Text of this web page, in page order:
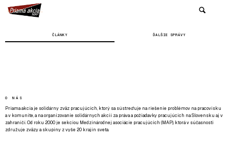
ČLÁNKY ĎALŠIE SPRÁVY
O NÁS
Priama akcia je solidárny zväz pracujúcich, ktorý sa sústreďuje na riešenie problémov na pracovisku
a v komunite, a na organizovanie solidárnych akcií za práva a požiadavky pracujúcich na Slovensku aj v
zahraničí. Od roku 2000 je sekciou Medzinárodnej asociácie pracujúcich (MAP), ktorá v súčasnosti
združuje zväzy a skupiny z vyše 20 krajín sveta.